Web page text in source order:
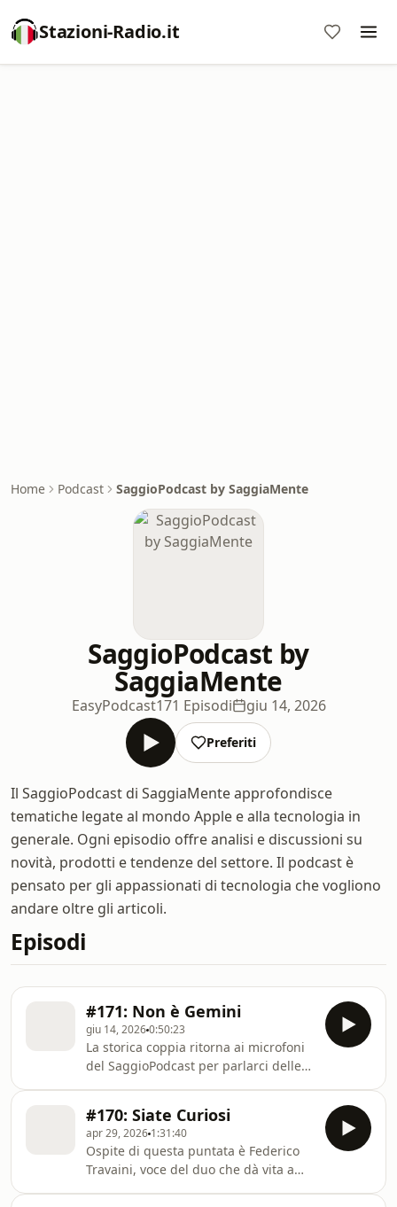
Stazioni-Radio.it
Home Podcast SaggioPodcast by SaggiaMente
SaggioPodcast by
SaggiaMente
EasyPodcast171 Episodi giu 14, 2026
Preferiti
Il SaggioPodcast di SaggiaMente approfondisce
tematiche legate al mondo Apple e alla tecnologia in
generale. Ogni episodio offre analisi e discussioni su
novità, prodotti e tendenze del settore. Il podcast è
pensato per gli appassionati di tecnologia che vogliono
andare oltre gli articoli.
Episodi
#171: Non è Gemini
giu 14, 20260:50:23
La storica coppia ritorna ai microfoni
del SaggioPodcast per parlarci delle
non solo.
#170: Siate Curiosi
apr 29, 2026 1:31:40
Ospite di questa puntata è Federico
Travaini, voce del duo che dà vita a